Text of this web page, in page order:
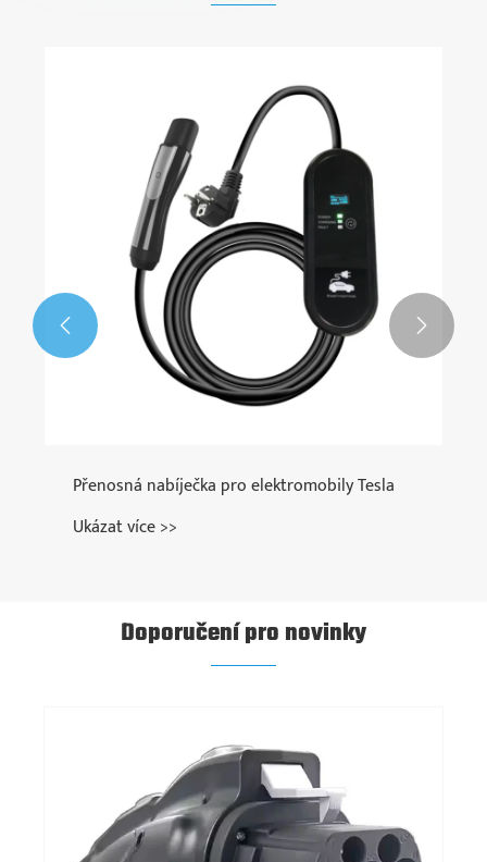
Přenosná nabíječka pro elektromobily Tesla
Ukázat více >>
 
Doporučení pro novinky